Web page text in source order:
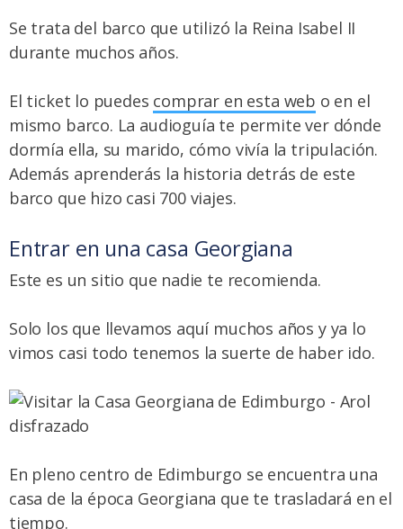
Se trata del barco que utilizó la Reina Isabel II
durante muchos años.
El ticket lo puedes comprar en esta web o en el
mismo barco. La audioguía te permite ver dónde
dormía ella, su marido, cómo vivía la tripulación.
Además aprenderás la historia detrás de este
barco que hizo casi 700 viajes.
Entrar en una casa Georgiana
Este es un sitio que nadie te recomienda.
Solo los que llevamos aquí muchos años y ya lo
vimos casi todo tenemos la suerte de haber ido.
En pleno centro de Edimburgo se encuentra una
casa de la época Georgiana que te trasladará en el
tiempo.